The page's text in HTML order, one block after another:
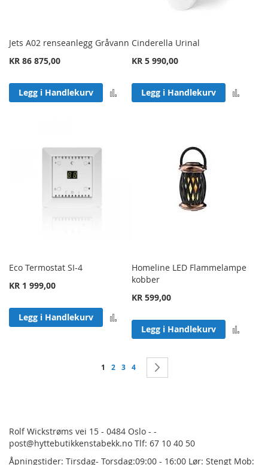
Jets A02 renseanlegg Gråvann
KR 86 875,00
Legg i Handlekurv Legg til sammenligning
Cinderella Urinal
KR 5 990,00
Legg i Handlekurv
Eco Termostat SI-4
KR 1 999,00
Legg i Handlekurv
Homeline LED Flammelampe
kobber
KR 599,00
Legg i Handlekurv
Side
You're currently reading page
1 Side
2 Side
3 Side
4
Rolf Wickstrøms vei 15 - 0484 Oslo - -
post@hyttebutikkenstabekk.no Tlf: 67 10 40 50
Åpningstider: Tirsdag- Torsdag:09:00 - 16:00 Lør: Stengt Mob: